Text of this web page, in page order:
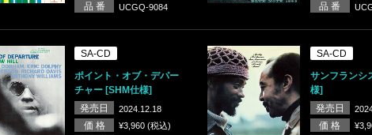
品 番 UCGQ-9084 品 番
SA-CD
ポイント・オブ・デパー
チャー [SHM仕様]
発売日
2024.12.18
価 格 ¥3,960 (税込)
SA-CD
サンフランシ
様]
発売日
価 格